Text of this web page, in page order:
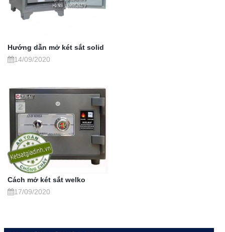
Hướng dẫn mở két sắt solid
14/09/2020
Cách mở két sắt welko
17/09/2020